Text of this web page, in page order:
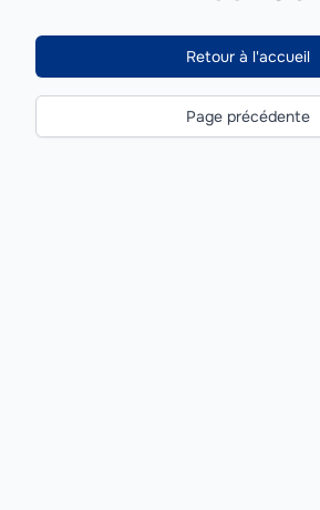
Retour à l'accueil
Page précédente